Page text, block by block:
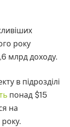
року
млрд доходу.
в підрозділі
понад $15
на